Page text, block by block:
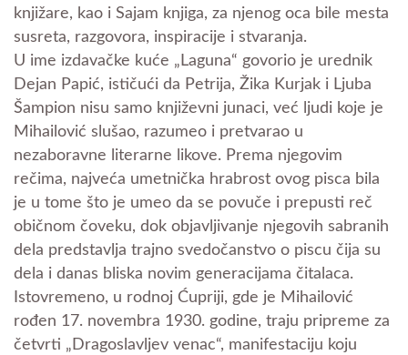
knjižare, kao i Sajam knjiga, za njenog oca bile mesta
susreta, razgovora, inspiracije i stvaranja.
U ime izdavačke kuće „Laguna“ govorio je urednik
Dejan Papić, ističući da Petrija, Žika Kurjak i Ljuba
Šampion nisu samo književni junaci, već ljudi koje je
Mihailović slušao, razumeo i pretvarao u
nezaboravne literarne likove. Prema njegovim
rečima, najveća umetnička hrabrost ovog pisca bila
je u tome što je umeo da se povuče i prepusti reč
običnom čoveku, dok objavljivanje njegovih sabranih
dela predstavlja trajno svedočanstvo o piscu čija su
dela i danas bliska novim generacijama čitalaca.
Istovremeno, u rodnoj Ćupriji, gde je Mihailović
rođen 17. novembra 1930. godine, traju pripreme za
četvrti „Dragoslavljev venac“, manifestaciju koju